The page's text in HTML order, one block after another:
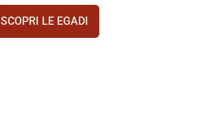
SCOPRI LE EGADI